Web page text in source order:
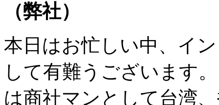
（弊社）
本日はお忙しい中、イ
して有難うございます
は商社マンとして台湾